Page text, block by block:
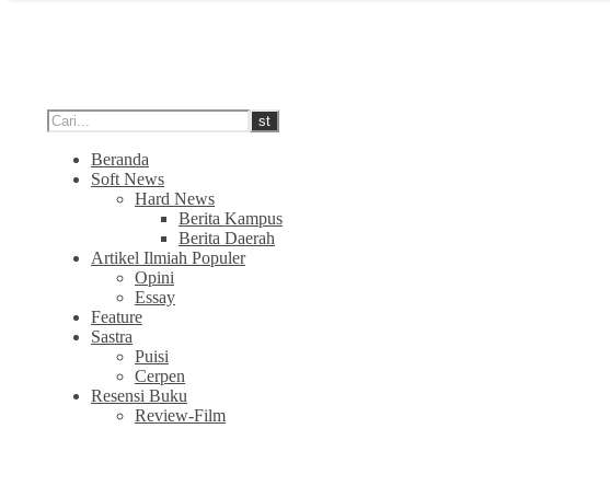
Beranda
Soft News
Hard News
Berita Kampus
Berita Daerah
Artikel Ilmiah Populer
Opini
Essay
Feature
Sastra
Puisi
Cerpen
Resensi Buku
Review-Film